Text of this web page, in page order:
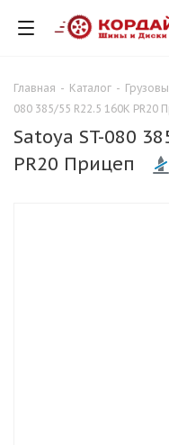
Главная - Каталог -
080 385/55 R22.5 160K PR20
Satoya ST-080
PR20 Прицеп